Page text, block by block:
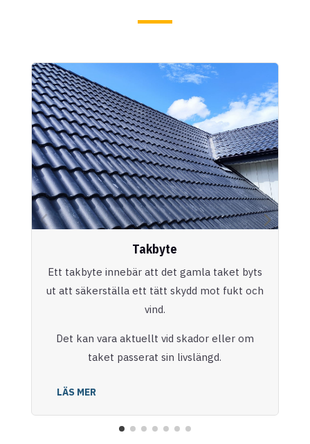
Takbyte
Ett takbyte innebär att det gamla taket byts
ut att säkerställa ett tätt skydd mot fukt och
vind.
Det kan vara aktuellt vid skador eller om
taket passerat sin livslängd.
LÄS MER